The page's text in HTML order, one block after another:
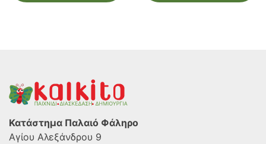
Κατάστημα Παλαιό Φάληρο
Αγίου Αλεξάνδρου 9